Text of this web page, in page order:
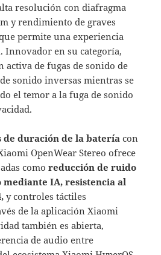
resolución con diafragma
y rendimiento de graves
permite una experiencia
Innovador en su categoría,
activa de fugas de sonido de
sonido inversas mientras se
el temor a la fuga de sonido
de duración de la batería con
OpenWear Stereo ofrece
comoreducción de ruido
IA, resistencia al
y controles táctiles
de la aplicación Xiaomi
también es abierta,
de audio entre